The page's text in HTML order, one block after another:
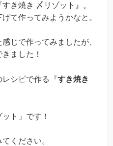
き焼き 〆リゾット』。
て作ってみようかなと。
じで作ってみましたが、
ました！
シピで作る『すき焼き
ト」です！
ください。